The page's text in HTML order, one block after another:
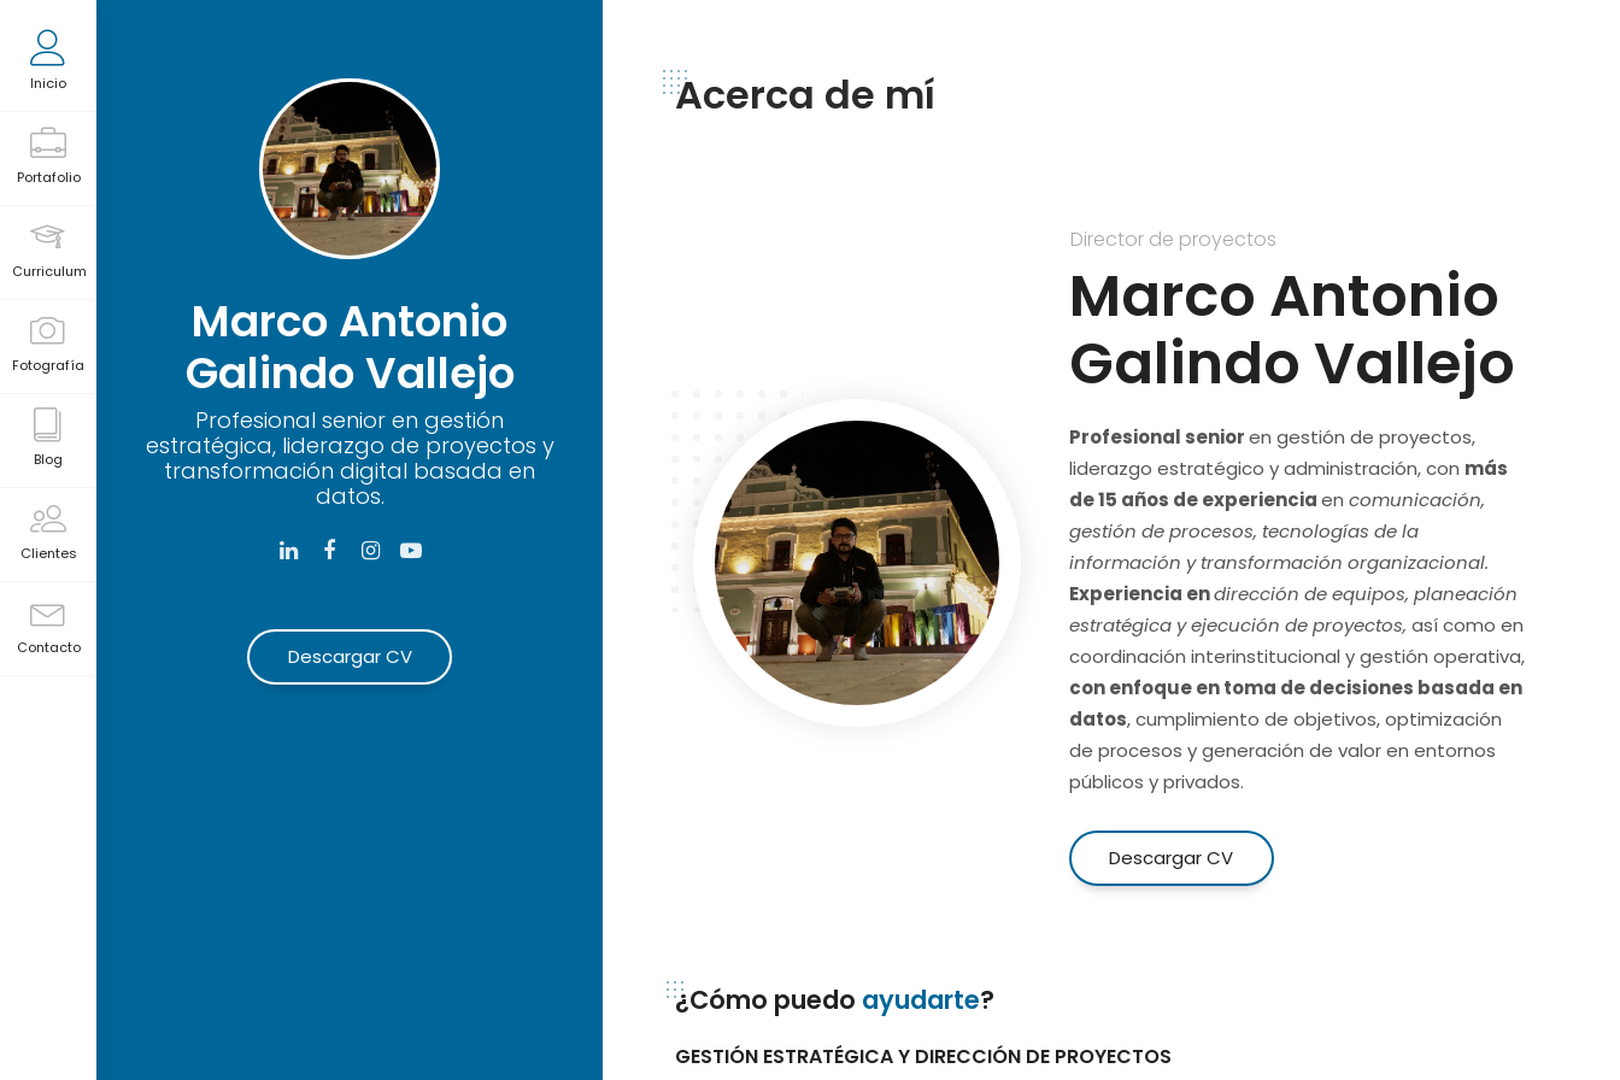
Marco Antonio
Galindo Vallejo
Profesional senior en gestión
estratégica, liderazgo de proyectos y
transformación digital basada en
datos.
Inicio
Portafolio
Curriculum
Fotografía
Blog
Clientes
Contacto Descargar CV
Acerca de mí
Productor de contenido visual Director de proyectos
Marco Antonio
Galindo Vallejo
Profesional senioren gestión de proyectos,
liderazgo estratégico y administración, con más
de 15 años de experienciaen comunicación,
gestión de procesos, tecnologías de la
información y transformación organizacional.
Experiencia endirección de equipos, planeación
estratégica y ejecución de proyectos, así como en
coordinación interinstitucional y gestión operativa,
con enfoque en toma de decisiones basada en
datos, cumplimiento de objetivos, optimización
de procesos y generación de valor en entornos
públicos y privados.
Descargar CV
¿Cómo puedo ayudarte?
GESTIÓN ESTRATÉGICA Y DIRECCIÓN DE PROYECTOS